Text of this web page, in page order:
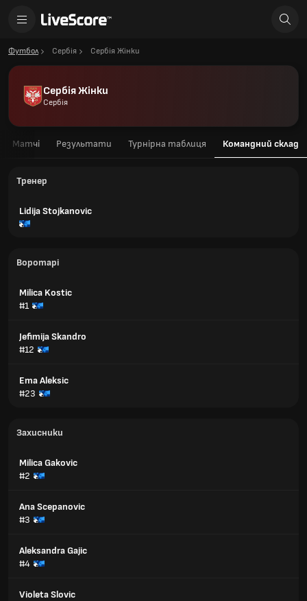
Футбол Сербія Сербія Жінки
Сербія Жінки
Сербія
Матчі Результати Турнірна таблиця Командний склад
Тренер
Lidija Stojkanovic
Воротарі
Milica Kostic
#1
Jefimija Skandro
#12
Ema Aleksic
#23
Захисники
Milica Gakovic
#2
Ana Scepanovic
#3
Aleksandra Gajic
#4
Violeta Slovic